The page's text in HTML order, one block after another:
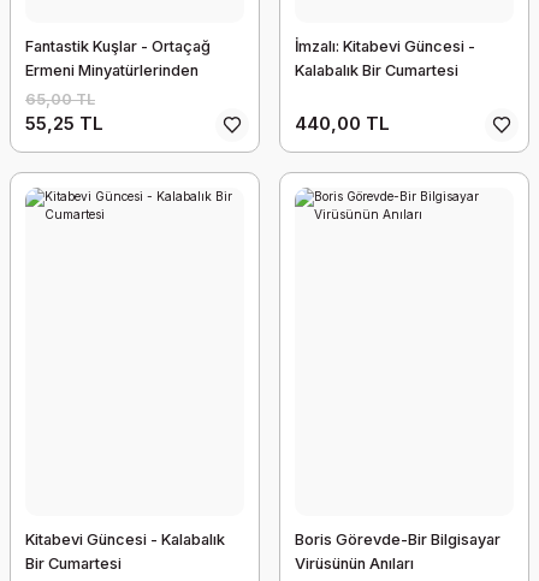
Fantastik Kuşlar - Ortaçağ
Ermeni Minyatürlerinden
65,00 TL
55,25 TL
İmzalı: Kitabevi Güncesi -
Kalabalık Bir Cumartesi
440,00 TL
Kitabevi Güncesi - Kalabalık
Bir Cumartesi
Boris Görevde-Bir Bilgisayar
Virüsünün Anıları